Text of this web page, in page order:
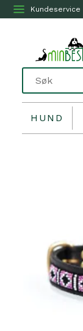
Kundeservice
HUND